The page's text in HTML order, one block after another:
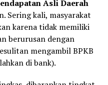
Asli Daerah
Sering kali, masyarakat
karena tidak memiliki
berurusan dengan
mengambil BPKB
di bank).